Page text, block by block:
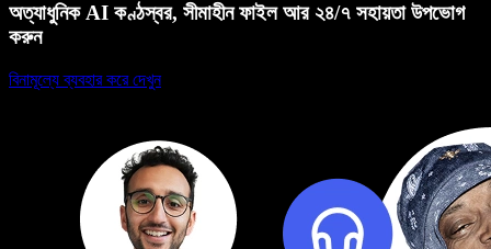
অত্যাধুনিক AI কণ্ঠস্বর, সীমাহীন ফাইল আর ২৪/৭ সহায়তা উপভোগ
করুন
বিনামূল্যে ব্যবহার করে দেখুন